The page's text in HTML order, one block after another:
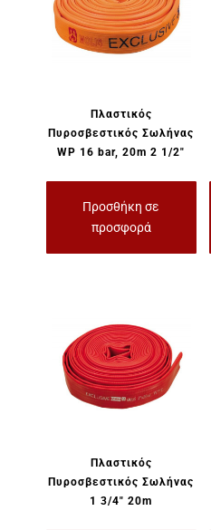
Πλαστικός
Πυροσβεστικός Σωλήνας
WP 16 bar, 20m 2 1/2″
Προσθήκη σε
προσφορά
Πλαστικός
Πυροσβεστικός Σωλήνας
1 3/4″ 20m